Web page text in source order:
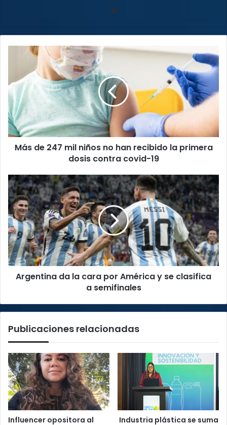
mil
niños
han
recibido
la
primera
covid-
19
Más de 247 mil niños no han recibido la primera
dosis contra covid-19
Argentina
da
la
cara
por
América
y
se
clasifica
Argentina da la cara por América y se clasifica
a semifinales
Publicaciones relacionadas
Influencer opositora al
Industria plástica se suma